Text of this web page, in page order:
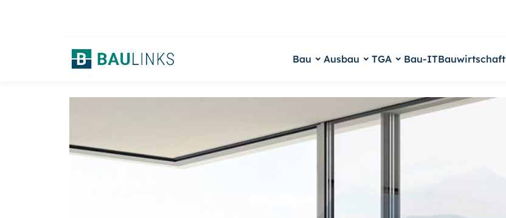
Bau Ausbau TGA Bau-ITBauwirtschaft